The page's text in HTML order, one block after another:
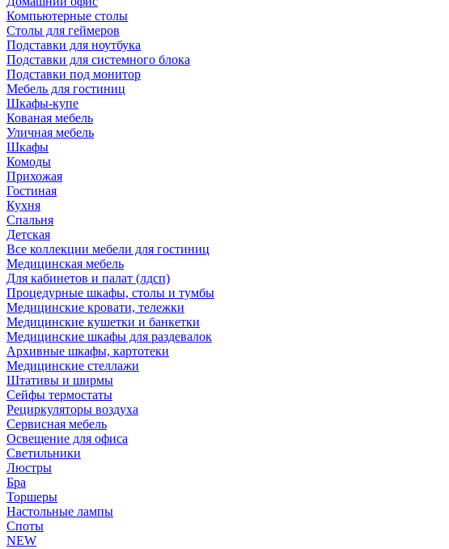
Компьютерные столы
Столы для геймеров
Подставки для ноутбука
Подставки для системного блока
Подставки под монитор
Мебель для гостиниц
Шкафы-купе
Кованая мебель
Уличная мебель
Шкафы
Комоды
Прихожая
Гостиная
Кухня
Спальня
Детская
Все коллекции мебели для гостиниц
Медицинская мебель
Для кабинетов и палат (лдсп)
Процедурные шкафы, столы и тумбы
Медицинские кровати, тележки
Медицинские кушетки и банкетки
Медицинские шкафы для раздевалок
Архивные шкафы, картотеки
Медицинские стеллажи
Штативы и ширмы
Сейфы термостаты
Рециркуляторы воздуха
Сервисная мебель
Освещение для офиса
Светильники
Люстры
Бра
Торшеры
Настольные лампы
Споты
NEW